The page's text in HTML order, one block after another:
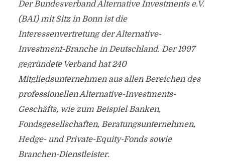
Der Bundesverband Alternative Investments e.V.
(BAI) mit Sitz in Bonn ist die
Interessenvertretung der Alternative-
Investment-Branche in Deutschland. Der 1997
gegründete Verband hat 240
Mitgliedsunternehmen aus allen Bereichen des
professionellen Alternative-Investments-
Geschäfts, wie zum Beispiel Banken,
Fondsgesellschaften, Beratungsunternehmen,
Hedge- und Private-Equity-Fonds sowie
Branchen-Dienstleister.